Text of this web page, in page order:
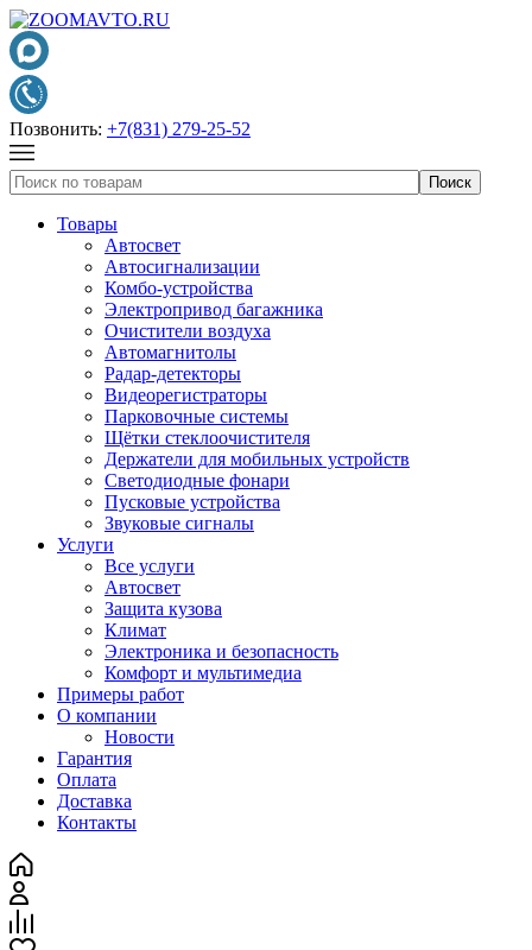
Позвонить: +7(831) 279-25-52
Товары
Автосвет
Автосигнализации
Комбо-устройства
Электропривод багажника
Очистители воздуха
Автомагнитолы
Радар-детекторы
Видеорегистраторы
Парковочные системы
Щётки стеклоочистителя
Держатели для мобильных устройств
Светодиодные фонари
Пусковые устройства
Звуковые сигналы
Услуги
Все услуги
Автосвет
Защита кузова
Климат
Электроника и безопасность
Комфорт и мультимедиа
Примеры работ
О компании
Новости
Гарантия
Оплата
Доставка
Контакты